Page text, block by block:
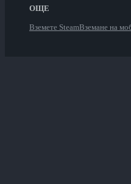
ОЩЕ
Вземете SteamВземане на